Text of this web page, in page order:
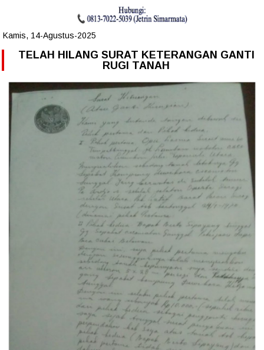
Kamis, 14-Agustus-2025
TELAH HILANG SURAT KETERANGAN GANTI
RUGI TANAH